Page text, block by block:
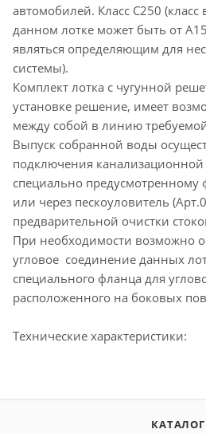
автомобилей. Класс С250
данном лотке может быть от
являться определяющим для
системы).
Комплект лотка с чугунной
установке решение, имеет
между собой в линию
Выпуск собранной воды
подключения
специально предусмотренному
или через пескоуловитель
предварительной очистки
При необходимости возможно
угловое соединение данных
специального фланца для
расположенного на боковых
Технические характеристики:
КАТАЛОГ